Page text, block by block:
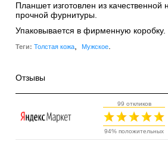
Планшет изготовлен из качественной
прочной фурнитуры.
Упаковывается в фирменную коробку.
Теги: Толстая кожа Мужское.
Отзывы
99 откликов
94% положительных